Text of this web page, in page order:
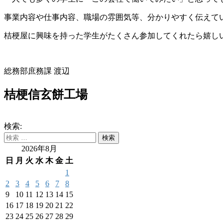
事業内容や仕事内容、職場の雰囲気等、分かりやすく伝えて
桔梗屋に興味を持った学生がたくさん参加してくれたら嬉し
総務部庶務課 渡辺
桔梗信玄餅工場
検索:
2026年8月
日
月 火 水 木 金 土
1
2
3 4 5 6 7
8
9
10 11 12 13 14 15
16 17 18 19 20 21 22
23 24 25 26 27 28 29